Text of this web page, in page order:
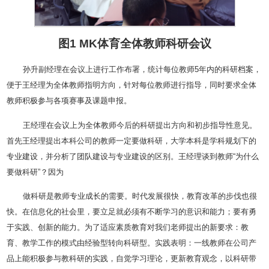
图1 MK体育全体教师科研会议
孙升副经理在会议上进行工作布署，统计每位教师5年内的科研档案，
便于王经理为全体教师指明方向，针对每位教师进行指导，同时要求全体
教师积极参与各项赛事及课题申报。
王经理在会议上为全体教师今后的科研提出方向和初步指导性意见。
首先王经理提出本科公司的教师一定要做科研，大学本科是学科规划下的
专业建设，并分析了团队建设与专业建设的区别。王经理谈到教师“为什么
要做科研”？因为
做科研是教师专业成长的需要。时代发展很快，教育改革的步伐也很
快。在信息化的社会里，要立足就必须有不断学习的意识和能力；要有勇
于实践、创新的能力。为了适应素质教育对我们老师提出的新要求：教
育、教学工作的模式由经验型转向科研型。实践表明：一线教师在公司产
品上能积极参与教科研的实践，自觉学习理论，更新教育观念，以科研带